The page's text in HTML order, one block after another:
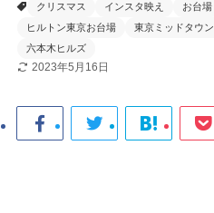
クリスマス
インスタ映え お台場
ヒルトン東京お台場
東京ミッドタウン
六本木ヒルズ
2023年5月16日